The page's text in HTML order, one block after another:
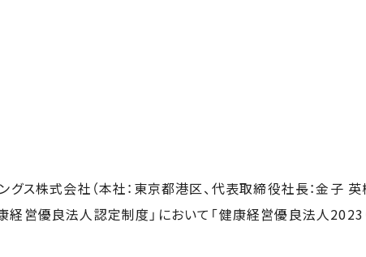
グス株式会社（本社：東京都港区、代表取締役社長：金子
経営優良法人認定制度」において「健康経営優良法人2023